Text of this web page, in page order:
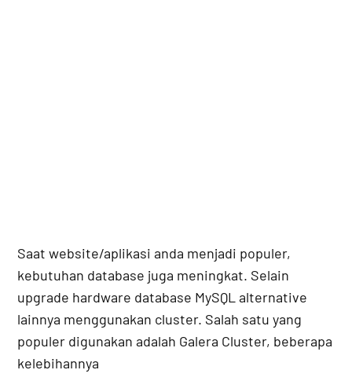
Saat website/aplikasi anda menjadi populer,
kebutuhan database juga meningkat. Selain
upgrade hardware database MySQL alternative
lainnya menggunakan cluster. Salah satu yang
populer digunakan adalah Galera Cluster, beberapa
kelebihannya